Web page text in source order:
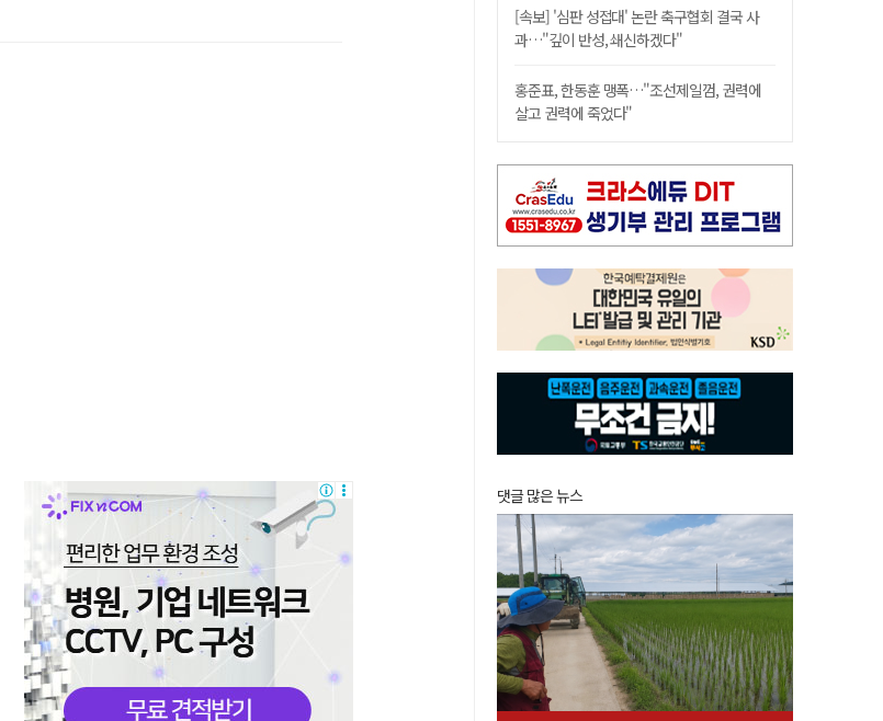
[속보] '심판 성접대' 논란 축구협회 결국 사
과…"깊이 반성, 쇄신하겠다"
홍준표, 한동훈 맹폭…"조선제일껌, 권력에
살고 권력에 죽었다"
댓글 많은 뉴스